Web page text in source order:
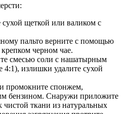
щеткой или валиком с
пальто верните с помощью
черном чае.
смесью соли с нашатырным
излишки удалите сухой
промокните спонжем,
бензином. Снаружи приложите
чистой ткани из натуральных